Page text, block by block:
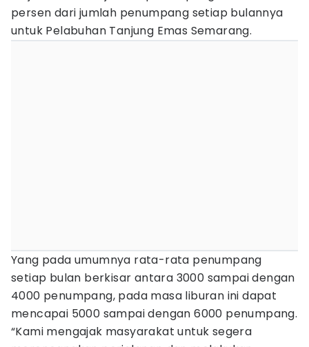
persen dari jumlah penumpang setiap bulannya
untuk Pelabuhan Tanjung Emas Semarang.
Yang pada umumnya rata-rata penumpang
setiap bulan berkisar antara 3000 sampai dengan
4000 penumpang, pada masa liburan ini dapat
mencapai 5000 sampai dengan 6000 penumpang.
“Kami mengajak masyarakat untuk segera